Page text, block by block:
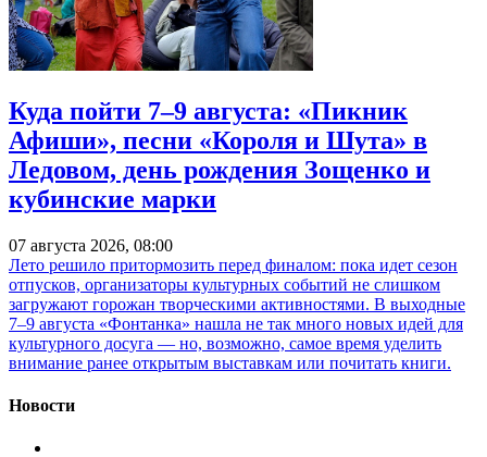
Куда пойти 7–9 августа: «Пикник
Афиши», песни «Короля и Шута» в
Ледовом, день рождения Зощенко и
кубинские марки
07 августа 2026, 08:00
Лето решило притормозить перед финалом: пока идет сезон
отпусков, организаторы культурных событий не слишком
загружают горожан творческими активностями. В выходные
7–9 августа «Фонтанка» нашла не так много новых идей для
культурного досуга — но, возможно, самое время уделить
внимание ранее открытым выставкам или почитать книги.
Новости